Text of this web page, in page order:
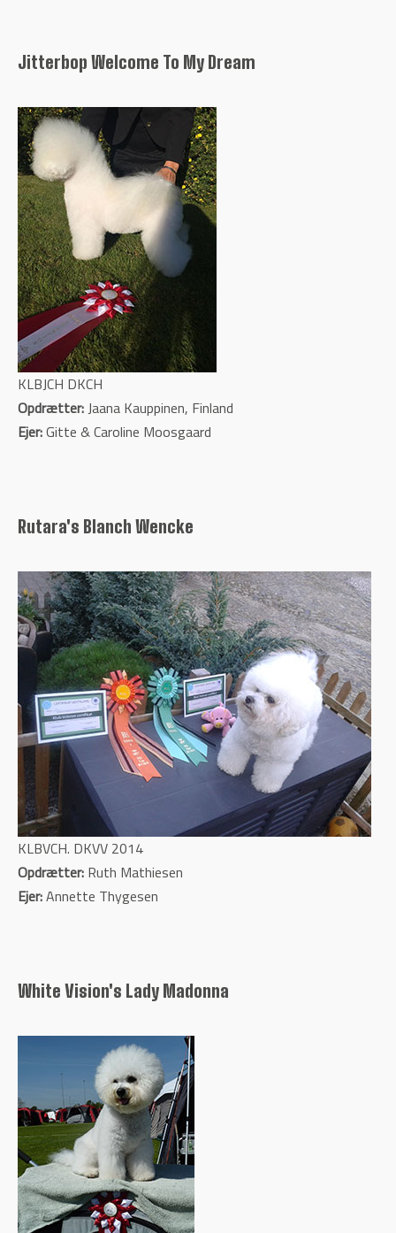
Jitterbop Welcome To My Dream
KLBJCH DKCH
Opdrætter: Jaana Kauppinen, Finland
Ejer:Gitte & Caroline Moosgaard
Rutara's Blanch Wencke
KLBVCH. DKVV 2014
Opdrætter: Ruth Mathiesen
Ejer:Annette Thygesen
White Vision's Lady Madonna